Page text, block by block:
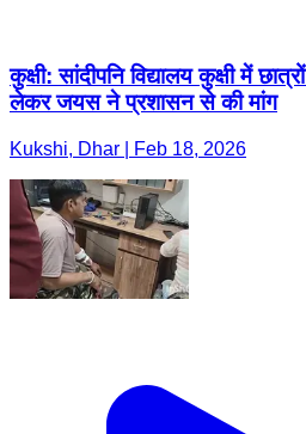
कुक्षी: सांदीपनि विद्यालय कुक्षी में
लेकर जयस ने प्रशासन से की मांग
Kukshi, Dhar | Feb 18, 2026